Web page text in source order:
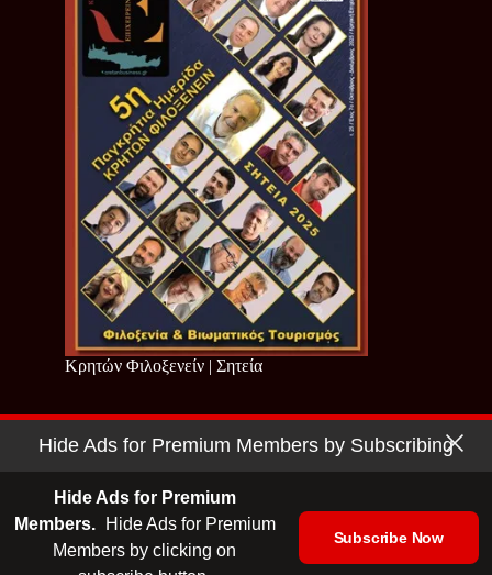
Κρητών Φιλοξενείν | Σητεία
Copyright © 2026 - Cretan Business | Κρητών Επιχειρείν
Hide Ads for Premium Members by Subscribing
Hide Ads for Premium
Members.
Hide Ads for Premium
Members by clicking on
Subscribe Now